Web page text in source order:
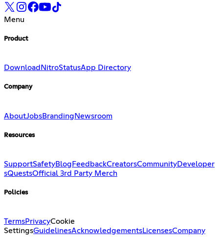
Menu
Product
Download NitroStatusApp Directory
Company
AboutJobsBranding Newsroom
Resources
SupportSafetyBlog FeedbackCreatorsCommunityDeveloper
sQuestsOfficial 3rd Party Merch
Policies
TermsPrivacyCookie
SettingsGuidelinesAcknowledgementsLicensesCompany